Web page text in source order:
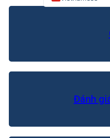
Chinese
Đánh